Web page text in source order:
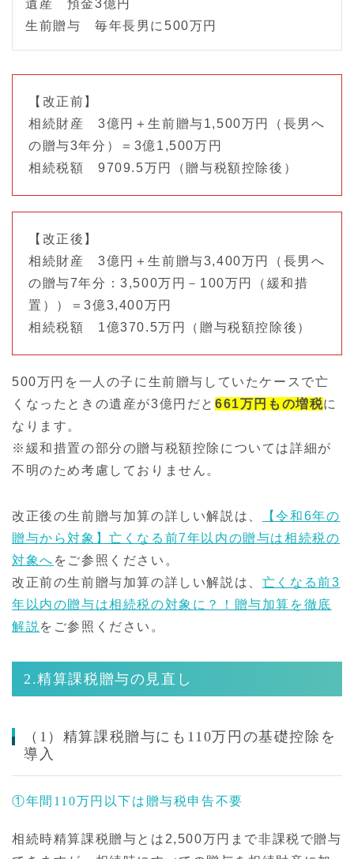
遺産 預金3億円
生前贈与 毎年長男に500万円
【改正前】
相続財産 3億円＋生前贈与1,500万円（長男へ
の贈与3年分）＝3億1,500万円
相続税額 9709.5万円（贈与税額控除後）
【改正後】
相続財産 3億円＋生前贈与3,400万円（長男へ
の贈与7年分：3,500万円－100万円（緩和措
置））＝3億3,400万円
相続税額 1億370.5万円（贈与税額控除後）
500万円を一人の子に生前贈与していたケースで亡
くなったときの遺産が3億円だと 661万円もの増税に
なります。
※緩和措置の部分の贈与税額控除については詳細が
不明のため考慮しておりません。
改正後の生前贈与加算の詳しい解説は、
【令和6年の
贈与から対象】亡くなる前7年以内の贈与は相続税の
対象へ をご参照ください。
改正前の生前贈与加算の詳しい解説は、 亡くなる前3
年以内の贈与は相続税の対象に？！贈与加算を徹底
解説 をご参照ください。
2.精算課税贈与の見直し
（1）精算課税贈与にも110万円の基礎控除を
導入
①年間110万円以下は贈与税申告不要
相続時精算課税贈与とは2,500万円まで非課税で贈与